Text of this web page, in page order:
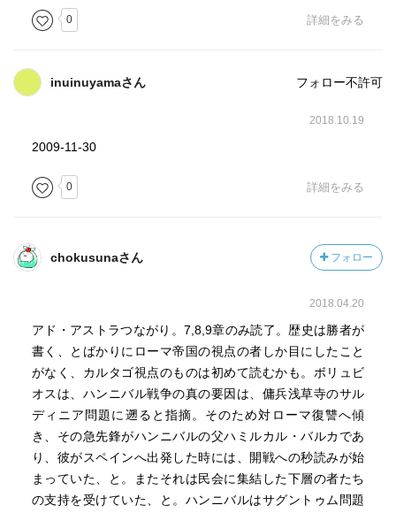
いては、１章を割いて詳細に綴られており、圧巻となって
いる。
特筆すべきは、後半の随所にあるローマ軍との戦闘シー
ンの迫力である。とくに、カルタゴ滅亡に至る最後の戦い
については、歴史書であることの限界を踏み越えんばかり
に、眼前で戦闘が展開されているかのような映像的描写が
から把握した史実を精緻に積み上げたものであろう。
マ帝国の成立過程に他なら」ないから、本書はカルタゴ側
から逆照射された“ローマ帝国黎明史”としても読める。
一国の歴史の再検討が、古代地中海史全体の再検討へと
広がっていく――そのような史学の醍醐味が味わえる労
作。
0 詳細をみる
inuinuyamaさん フォロー不許可
2018.10.19
2009-11-30
0 詳細をみる
chokusunaさん フォロー
2018.04.20
アド・アストラつながり。7,8,9章のみ読了。歴史は勝者が
書く、とばかりにローマ帝国の視点の者しか目にしたこと
がなく、カルタゴ視点のものは初めて読むかも。ボリュビ
オスは、ハンニバル戦争の真の要因は、傭兵浅草寺のサル
ディニア問題に遡ると指摘。そのため対ローマ復讐へ傾
き、その急先鋒がハンニバルの父ハミルカル・バルカであ
り、彼がスペインへ出発した時には、開戦への秒読みが始
まっていた、と。またそれは民会に集結した下層の者たち
の支持を受けていた、と。ハンニバルはサグントゥム問題